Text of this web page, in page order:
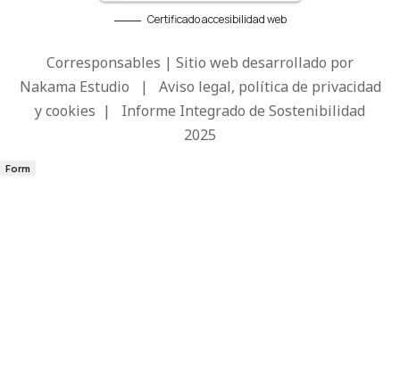
Certificado accesibilidad web
Corresponsables | Sitio web desarrollado por
Nakama Estudio | Aviso legal, política de privacidad
y cookies | Informe Integrado de Sostenibilidad
2025
Form